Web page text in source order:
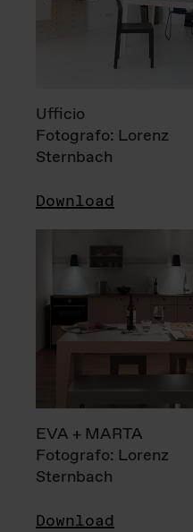
Ufficio
Fotografo: Lorenz
Sternbach
Download
EVA + MARTA
Fotografo: Lorenz
Sternbach
Download